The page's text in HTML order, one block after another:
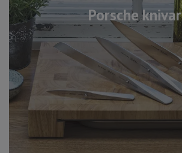
Porsche knivar